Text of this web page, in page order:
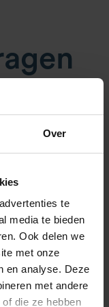
Over
te
media te bieden
Ook delen we
met onze
en analyse. Deze
met andere
die ze hebben
via onze
aan je
de aanvraag
afhaalt of door
Wij
devrijblijvende